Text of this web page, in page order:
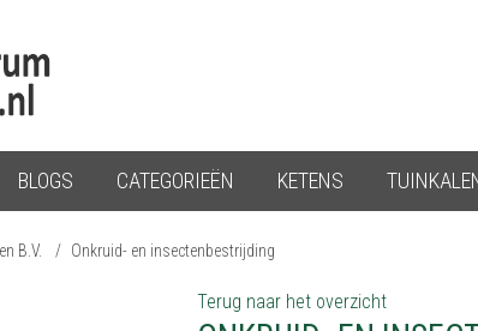
BLOGS CATEGORIEËN KETENS
B.V. / Onkruid- en insectenbestrijding
Terug naar het overzicht